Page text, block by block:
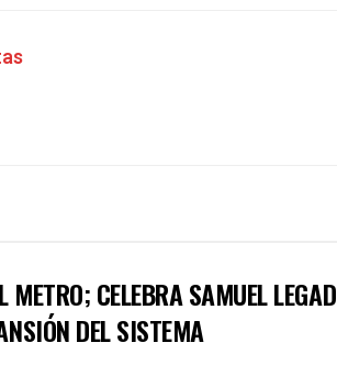
CELEBRA SAMUEL
DEL SISTEMA